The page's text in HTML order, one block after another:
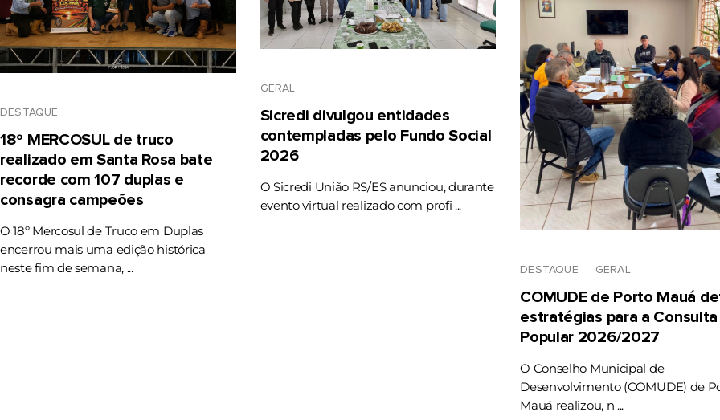
DESTAQUE
18º MERCOSUL de truco
realizado em Santa Rosa bate
recorde com 107 duplas e
consagra campeões
O 18º Mercosul de Truco em Duplas
encerrou mais uma edição histórica
neste fim de semana, ...
GERAL
Sicredi divulgou entidades
contempladas pelo Fundo Social
2026
O Sicredi União RS/ES anunciou, durante
evento virtual realizado com profi ...
DESTAQUE GERAL
COMUDE de Porto Mauá
estratégias para a Consulta
Popular 2026/2027
O Conselho Municipal de
Desenvolvimento (COMUDE) de
Mauá realizou, n ...